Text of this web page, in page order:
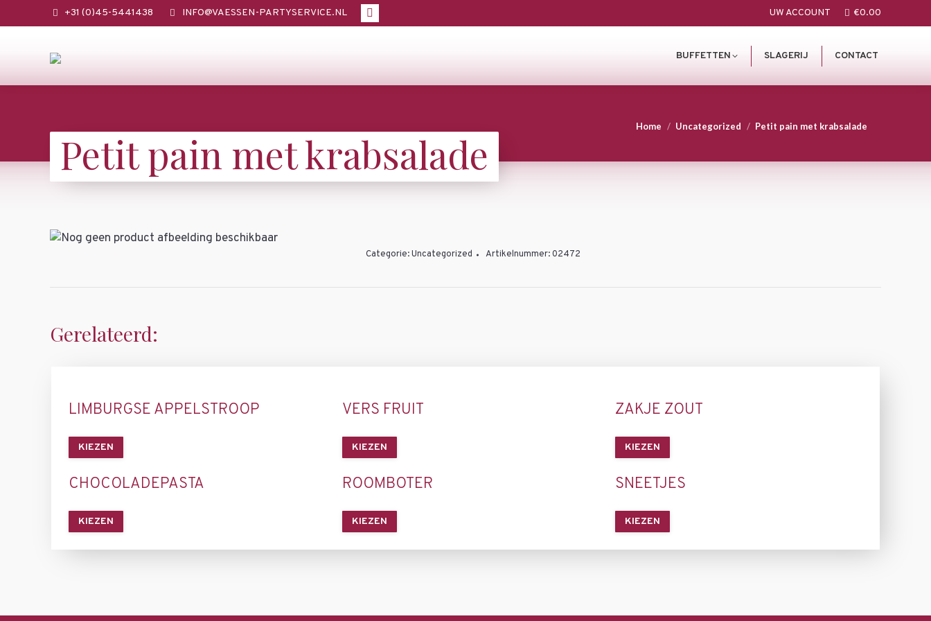
+31 (0)45-5441438 INFO@VAESSEN-PARTYSERVICE.NL
Facebook
UW ACCOUNT €0.00
BUFFETTEN SLAGERIJ CONTACT
Petit pain met krabsalade
Home Uncategorized Petit pain met krabsalade
Categorie:Uncategorized Artikelnummer:02472
Gerelateerd:
LIMBURGSE APPELSTROOP
KIEZEN
VERS FRUIT
KIEZEN
ZAKJE ZOUT
KIEZEN
CHOCOLADEPASTA
KIEZEN
ROOMBOTER
KIEZEN
SNEETJES
KIEZEN
in
new